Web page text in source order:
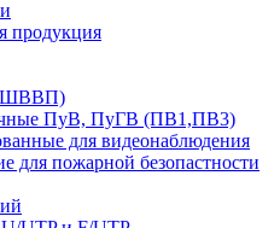
продукция
ПуВ, ПуГВ (ПВ1,ПВ3)
для видеонаблюдения
для пожарной безопастности